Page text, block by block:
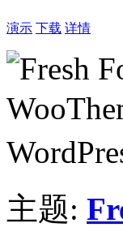
演示 下载 详情
主题: